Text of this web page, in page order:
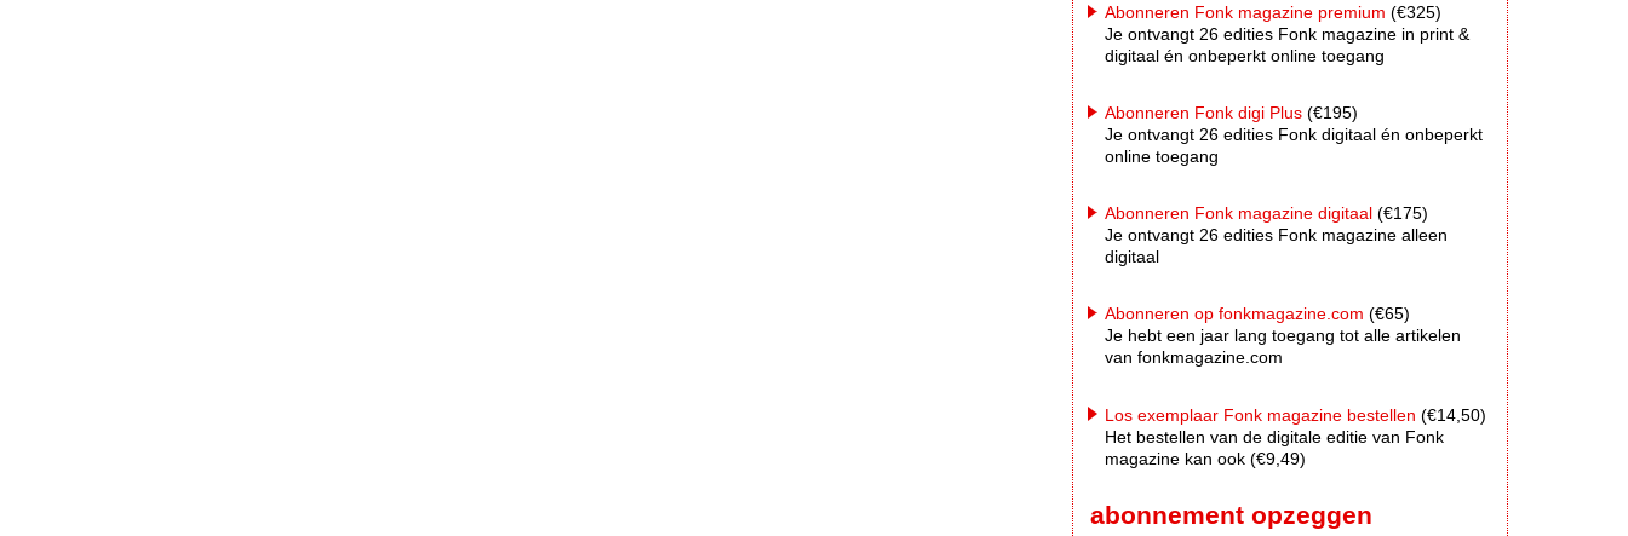
Abonneren Fonk magazine premium (€325)
Je ontvangt 26 edities Fonk magazine in print &
digitaal én onbeperkt online toegang
Abonneren Fonk digi Plus (€195)
Je ontvangt 26 edities Fonk digitaal én onbeperkt
online toegang
Abonneren Fonk magazine digitaal (€175)
Je ontvangt 26 edities Fonk magazine alleen
digitaal
Abonneren op fonkmagazine.com (€65)
Je hebt een jaar lang toegang tot alle artikelen
van fonkmagazine.com
Los exemplaar Fonk magazine bestellen (€14,50)
Het bestellen van de digitale editie van Fonk
magazine kan ook (€9,49)
abonnement opzeggen